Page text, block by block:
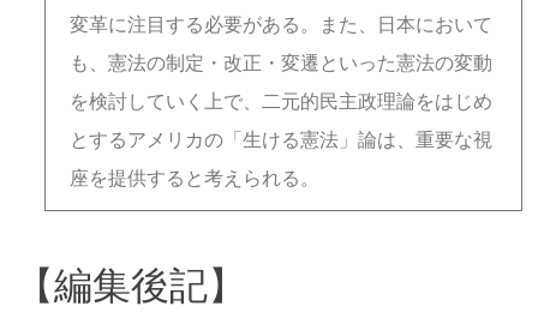
変革に注目する必要がある。また、日本において
も、憲法の制定・改正・変遷といった憲法の変動
を検討していく上で、二元的民主政理論をはじめ
とするアメリカの「生ける憲法」論は、重要な視
座を提供すると考えられる。
【編集後記】